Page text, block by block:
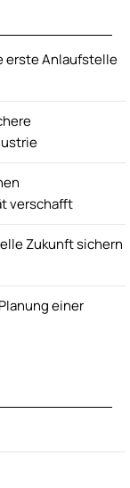
erste Anlaufstelle
verschafft
Zukunft sichern
einer